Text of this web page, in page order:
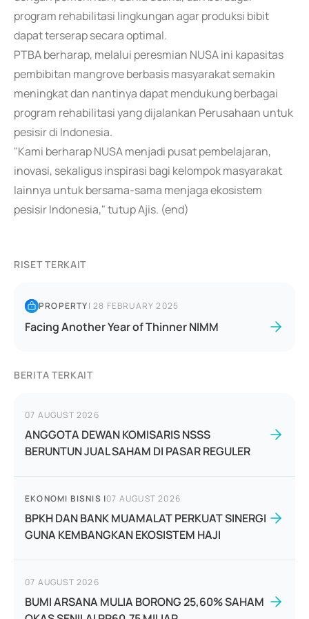
program rehabilitasi lingkungan agar produksi bibit
dapat terserap secara optimal.
PTBA berharap, melalui peresmian NUSA ini kapasitas
pembibitan mangrove berbasis masyarakat semakin
meningkat dan nantinya dapat mendukung berbagai
program rehabilitasi yang dijalankan Perusahaan untuk
pesisir di Indonesia.
"Kami berharap NUSA menjadi pusat pembelajaran,
inovasi, sekaligus inspirasi bagi kelompok masyarakat
lainnya untuk bersama-sama menjaga ekosistem
pesisir Indonesia," tutup Ajis. (end)
RISET TERKAIT
PROPERTY|28 FEBRUARY 2025
Facing Another Year of Thinner NIMM
BERITA TERKAIT
07 AUGUST 2026
ANGGOTA DEWAN KOMISARIS NSSS
BERUNTUN JUAL SAHAM DI PASAR REGULER
EKONOMI BISNIS |07 AUGUST 2026
BPKH DAN BANK MUAMALAT PERKUAT SINERGI
GUNA KEMBANGKAN EKOSISTEM HAJI
07 AUGUST 2026
BUMI ARSANA MULIA BORONG 25,60% SAHAM